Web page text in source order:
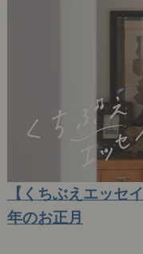
【くちぶえエッセ
年のお正月